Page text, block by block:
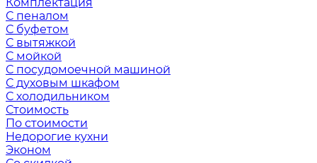
С пеналом
С буфетом
С вытяжкой
С мойкой
С посудомоечной машиной
С духовым шкафом
С холодильником
Стоимость
По стоимости
Недорогие кухни
Эконом